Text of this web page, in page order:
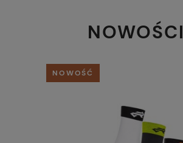
NOWOŚCI
NOWOŚĆ